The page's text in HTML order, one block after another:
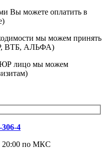
Вы можете оплатить в
мы можем принять
ВТБ, АЛЬФА)
лицо мы можем
306-4
20:00 по МКС